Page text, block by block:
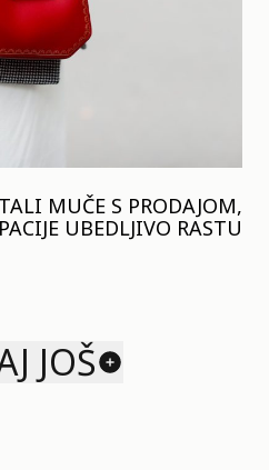
MUČE S PRODAJOM,
UBEDLJIVO RASTU
JOŠ